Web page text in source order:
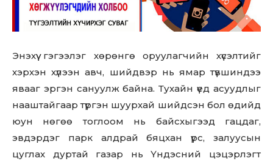
Don't miss
out!
Энэхүү гэгээлэг хөрөнгө оруулагчийн хүсэлтийг
хэрхэн хүлээн авч, шийдвэр нь ямар түвшиндээ
явааг эргэн сануулж байна. Тухайн үед асуудлыг
нааштайгаар түргэн шуурхай шийдсэн бол өдийд
юун нөгөө тоглоом нь байсхыгээд гацдаг,
эвдэрдэг парк алдрай бяцхан үрс, залуусын
цуглах дуртай газар нь Үндэсний цэцэрлэгт